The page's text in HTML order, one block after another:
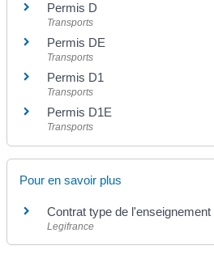
Permis D
Transports
Permis DE
Transports
Permis D1
Transports
Permis D1E
Transports
Pour en savoir plus
Contrat type de
Legifrance